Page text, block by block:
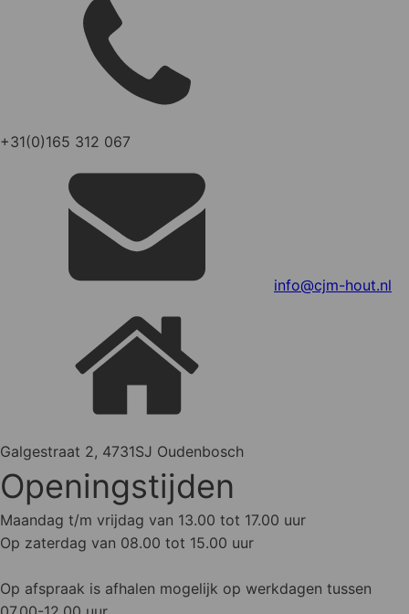
+31(0)165 312 067
info@cjm-hout.nl
Galgestraat 2, 4731SJ Oudenbosch
Openingstijden
Maandag t/m vrijdag van 13.00 tot 17.00 uur
Op zaterdag van 08.00 tot 15.00 uur
Op afspraak is afhalen mogelijk op werkdagen tussen